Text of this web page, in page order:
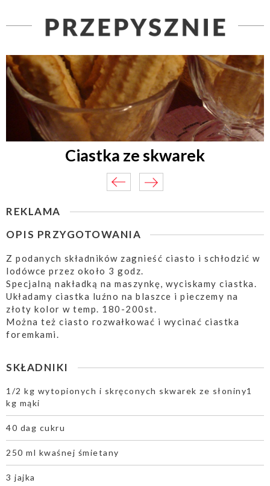
Ciastka ze skwarek
REKLAMA
OPIS PRZYGOTOWANIA
Z podanych składników zagnieść ciasto i schłodzić w
lodówce przez około 3 godz.
Specjalną nakładką na maszynkę, wyciskamy ciastka.
Układamy ciastka luźno na blaszce i pieczemy na
złoty kolor w temp. 180-200st.
Można też ciasto rozwałkować i wycinać ciastka
foremkami.
SKŁADNIKI
1/2 kg wytopionych i skręconych skwarek ze słoniny1
kg mąki
40 dag cukru
250 ml kwaśnej śmietany
3 jajka